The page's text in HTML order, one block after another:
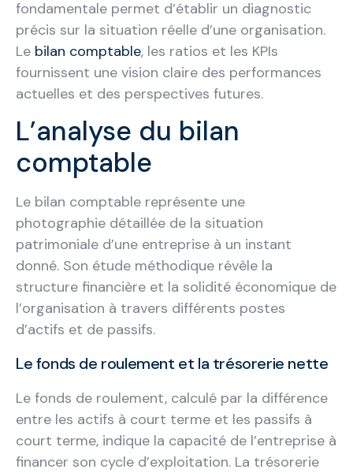
fondamentale permet d’établir un diagnostic
précis sur la situation réelle d’une organisation.
Le bilan comptable, les ratios et les KPIs
fournissent une vision claire des performances
actuelles et des perspectives futures.
L’analyse du bilan
comptable
Le bilan comptable représente une
photographie détaillée de la situation
patrimoniale d’une entreprise à un instant
donné. Son étude méthodique révèle la
structure financière et la solidité économique de
l’organisation à travers différents postes
d’actifs et de passifs.
Le fonds de roulement et la trésorerie nette
Le fonds de roulement, calculé par la différence
entre les actifs à court terme et les passifs à
court terme, indique la capacité de l’entreprise à
financer son cycle d’exploitation. La trésorerie